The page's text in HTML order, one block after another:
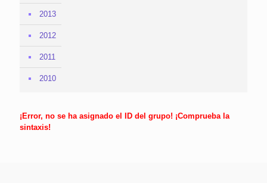
2013
2012
2011
2010
¡Error, no se ha asignado el ID del grupo! ¡Comprueba la
sintaxis!